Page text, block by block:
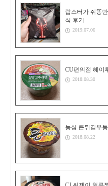
랍스터가 쥐똥
식 후기
2019.07.06
CU편의점 헤이
2018.08.30
농심 큰튀김우
2018.08.22